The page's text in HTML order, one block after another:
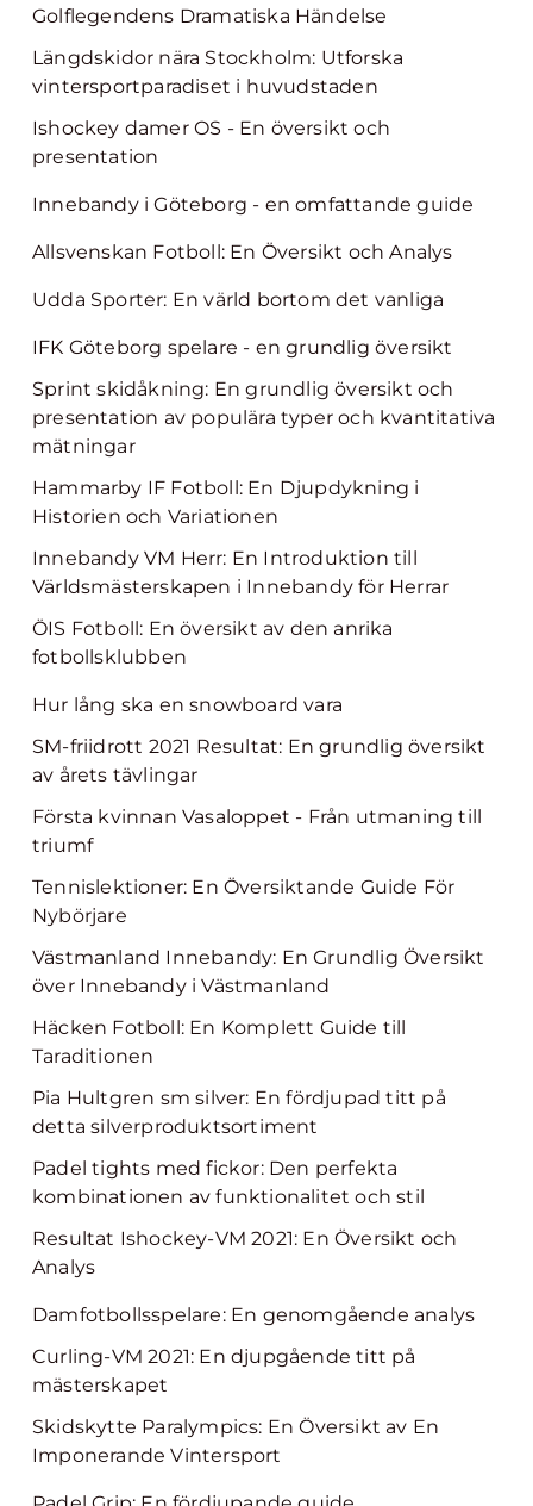
Golflegendens Dramatiska Händelse
Längdskidor nära Stockholm: Utforska
vintersportparadiset i huvudstaden
Ishockey damer OS - En översikt och
presentation
Innebandy i Göteborg - en omfattande guide
Allsvenskan Fotboll: En Översikt och Analys
Udda Sporter: En värld bortom det vanliga
IFK Göteborg spelare - en grundlig översikt
Sprint skidåkning: En grundlig översikt och
presentation av populära typer och kvantitativa
mätningar
Hammarby IF Fotboll: En Djupdykning i
Historien och Variationen
Innebandy VM Herr: En Introduktion till
Världsmästerskapen i Innebandy för Herrar
ÖIS Fotboll: En översikt av den anrika
fotbollsklubben
Hur lång ska en snowboard vara
SM-friidrott 2021 Resultat: En grundlig översikt
av årets tävlingar
Första kvinnan Vasaloppet - Från utmaning till
triumf
Tennislektioner: En Översiktande Guide För
Nybörjare
Västmanland Innebandy: En Grundlig Översikt
över Innebandy i Västmanland
Häcken Fotboll: En Komplett Guide till
Taraditionen
Pia Hultgren sm silver: En fördjupad titt på
detta silverproduktsortiment
Padel tights med fickor: Den perfekta
kombinationen av funktionalitet och stil
Resultat Ishockey-VM 2021: En Översikt och
Analys
Damfotbollsspelare: En genomgående analys
Curling-VM 2021: En djupgående titt på
mästerskapet
Skidskytte Paralympics: En Översikt av En
Imponerande Vintersport